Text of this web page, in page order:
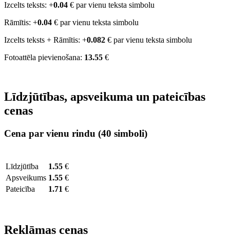
Izcelts teksts: +0.04 € par vienu teksta simbolu
Rāmītis: +0.04 € par vienu teksta simbolu
Izcelts teksts + Rāmītis: +0.082 € par vienu teksta simbolu
Fotoattēla pievienošana: 13.55 €
Līdzjūtības, apsveikuma un pateicības
cenas
Cena par vienu rindu (40 simboli)
Līdzjūtība 1.55 €
Apsveikums 1.55 €
Pateicība
1.71 €
Reklāmas cenas